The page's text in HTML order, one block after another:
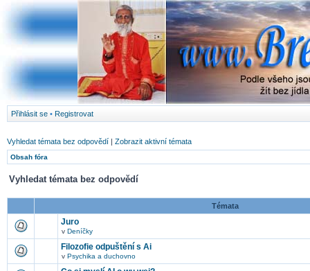
Přihlásit se • Registrovat
Vyhledat témata bez odpovědí | Zobrazit aktivní témata
Obsah fóra
Vyhledat témata bez odpovědí
Témata
Juro
v Deníčky
Filozofie odpuštění s Ai
v Psychika a duchovno